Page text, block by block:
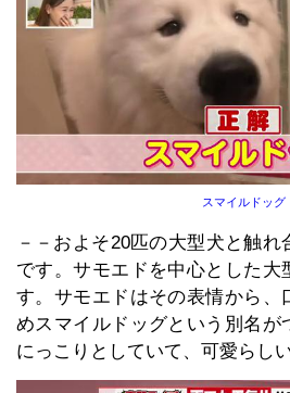
スマイルドッグ
－－およそ20匹の大型犬と触
です。サモエドを中心とした大
す。サモエドはその表情から、
めスマイルドッグという別名が
にっこりとしていて、可愛らしい